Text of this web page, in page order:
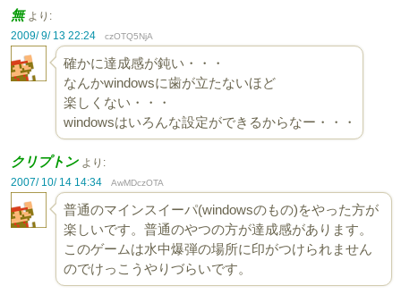
無 より:
2009/ 9/ 13 22:24
czOTQ5NjA
確かに達成感が鈍い・・・
なんかwindowsに歯が立たないほど
楽しくない・・・
windowsはいろんな設定ができるからなー・・・
クリプトン より:
2007/ 10/ 14 14:34
AwMDczOTA
普通のマインスイーパ(windowsのもの)をやった方が
楽しいです。普通のやつの方が達成感があります。
このゲームは水中爆弾の場所に印がつけられません
のでけっこうやりづらいです。